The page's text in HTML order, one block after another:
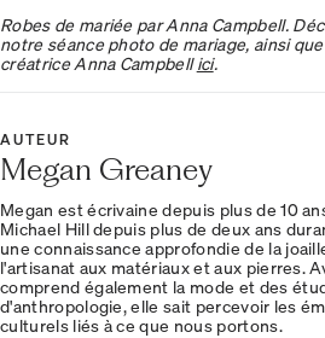
Robes de mariée par Anna Campbell.
notre séance photo de mariage, ainsi
créatrice Anna Campbellici.
AUTEUR
Megan Greaney
Megan est écrivaine depuis plus de 10
Michael Hill depuis plus de deux ans
une connaissance approfondie de la
l'artisanat aux matériaux et aux pierres.
comprend également la mode et des
d'anthropologie, elle sait percevoir les
culturels liés à ce que nous portons.